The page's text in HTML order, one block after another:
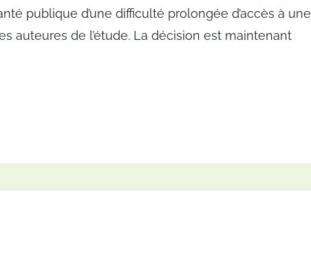
publique d’une difficulté prolongée d’accès à une
auteures de l’étude. La décision est maintenant